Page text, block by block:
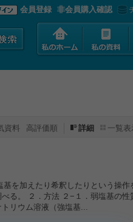
会員登録 非会員購入確認
資料 高評価順 詳細 一覧表
基を加えたり希釈したりという操作
る。 ２．方法 ２−１．弱塩基の性
リウム溶液（強塩基...